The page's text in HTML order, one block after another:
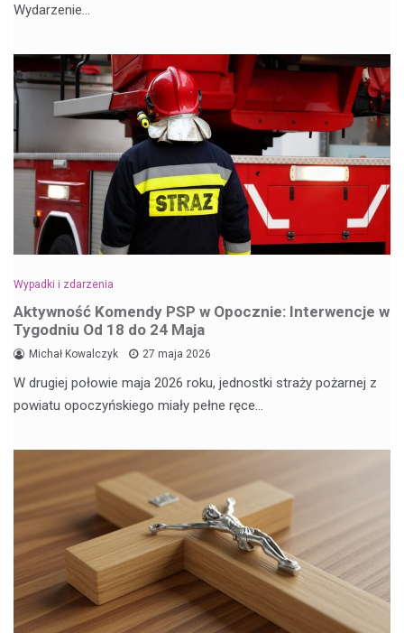
Wydarzenie…
Wypadki i zdarzenia
Aktywność Komendy PSP w Opocznie: Interwencje w
Tygodniu Od 18 do 24 Maja
Michał Kowalczyk 27 maja 2026
W drugiej połowie maja 2026 roku, jednostki straży pożarnej z
powiatu opoczyńskiego miały pełne ręce…